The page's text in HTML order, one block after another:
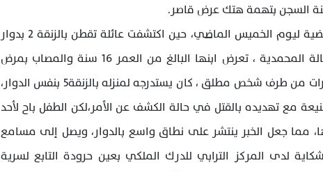
وتعود وقائع ملف هذه القضية ليوم الخميس الماضي، حين اكتشفت عائلة تقطن بالزنقة 2 بدوار
لحجر ببلدية عين حرودة عمالة المحمدية ، تعرض ابنها البالغ من العمر 16 سنة والمصاب بمرض
التوحد، لهتك عرضه لعدة مرات من طرف شخص مطلق ، كان يستدرجه لمنزله بالزنقة5 بنفس الدوار،
مع تهديده بالقتل في حالة الكشف عن الأمر،لكن الطفل باح لأحد
مما جعل الخبر ينتشر على نطاق واسع بالدوار، ويصل إلى مسامع
لدى المركز الترابي للدرك الملكي بعين حرودة التابع لسرية